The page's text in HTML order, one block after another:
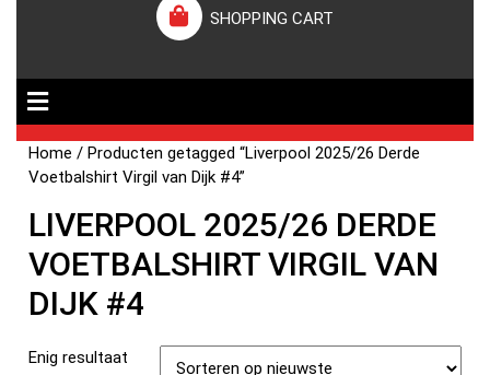
SHOPPING CART
Home / Producten getagged “Liverpool 2025/26 Derde
Voetbalshirt Virgil van Dijk #4”
LIVERPOOL 2025/26 DERDE
VOETBALSHIRT VIRGIL VAN
DIJK #4
Enig resultaat